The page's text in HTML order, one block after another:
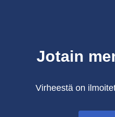
Jotain
Virheestä on